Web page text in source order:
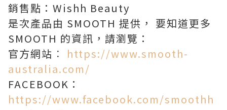
銷售點：Wishh Beauty
是次產品由 SMOOTH 提供， 要知道更多
SMOOTH 的資訊，請瀏覽：
官方網站︰ https://www.smooth-
australia.com/
FACEBOOK：
https://www.facebook.com/smoothh